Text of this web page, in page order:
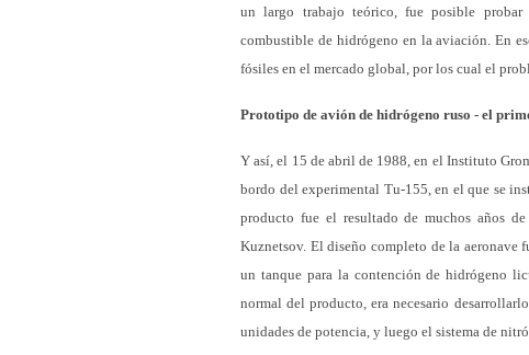
un largo trabajo teórico, fue posible
combustible de hidrógeno en la aviación. En
fósiles en el mercado global, por los cual el
Prototipo de avión de hidrógeno ruso - el
Y así, el 15 de abril de 1988, en el Instituto
bordo del experimental Tu-155, en el que se
producto fue el resultado de muchos años
Kuznetsov. El diseño completo de la aeronave
un tanque para la contención de hidrógeno
normal del producto, era necesario
unidades de potencia, y luego el sistema de